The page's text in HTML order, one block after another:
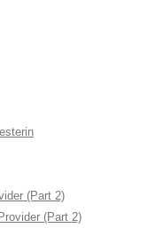
(Part 2)
(Part 2)